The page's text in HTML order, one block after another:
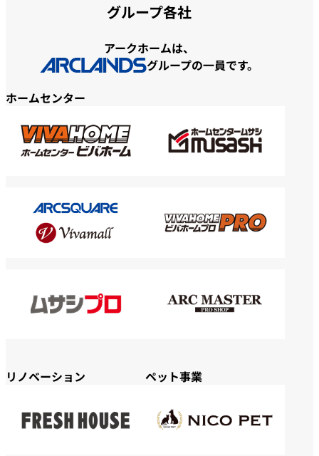
グループ各社
アークホームは、
グループの一員です。
ホームセンター
リノベーション ペット事業